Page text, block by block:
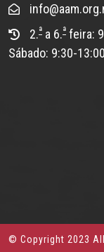
2.ª a 6.ª feira:
Sábado: 9:30-13:00
© Copyright 2023